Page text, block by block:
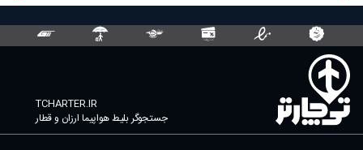
TCHARTER.IR
جستجوگر بلیط هواپیما ارزان و قطار